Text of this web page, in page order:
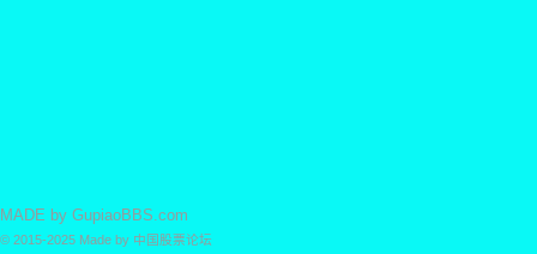
MADE by GupiaoBBS.com
© 2015-2025 Made by 中国股票论坛